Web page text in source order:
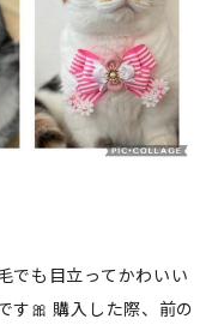
でも目立ってかわいい
す🎀 購入した際、前の